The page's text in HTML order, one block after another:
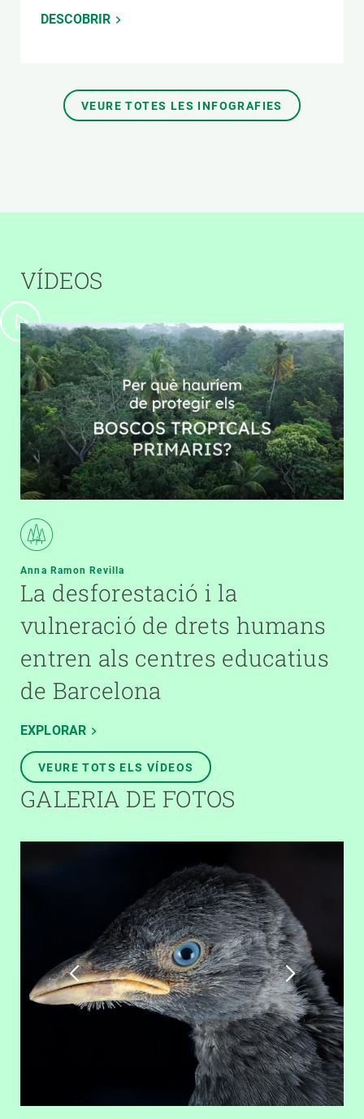
DESCOBRIR
VEURE TOTES LES INFOGRAFIES
VÍDEOS
Anna Ramon Revilla
La desforestació i la
vulneració de drets humans
entren als centres educatius
de Barcelona
EXPLORAR
VEURE TOTS ELS VÍDEOS
GALERIA DE FOTOS